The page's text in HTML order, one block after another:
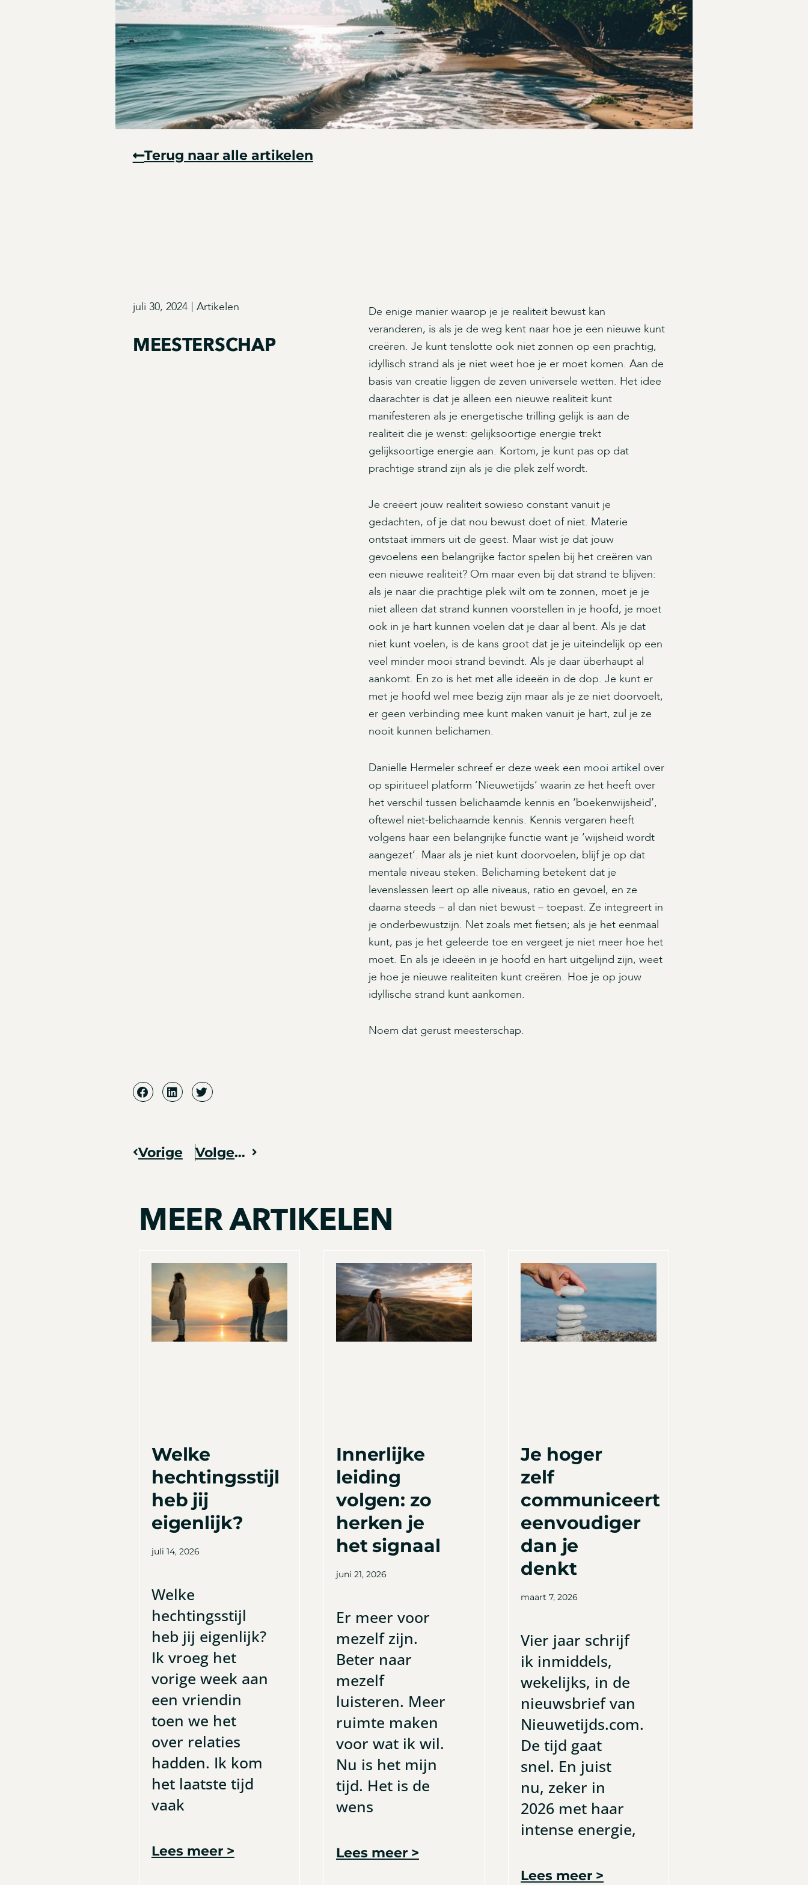
Terug naar alle artikelen
juli 30, 2024 Artikelen
MEESTERSCHAP
De enige manier waarop je je realiteit bewust kan
veranderen, is als je de weg kent naar hoe je een nieuwe kunt
creëren. Je kunt tenslotte ook niet zonnen op een prachtig,
idyllisch strand als je niet weet hoe je er moet komen. Aan de
basis van creatie liggen de zeven universele wetten. Het idee
daarachter is dat je alleen een nieuwe realiteit kunt
manifesteren als je energetische trilling gelijk is aan de
realiteit die je wenst: gelijksoortige energie trekt
gelijksoortige energie aan. Kortom, je kunt pas op dat
prachtige strand zijn als je die plek zelf wordt.
Je creëert jouw realiteit sowieso constant vanuit je
gedachten, of je dat nou bewust doet of niet. Materie
ontstaat immers uit de geest. Maar wist je dat jouw
gevoelens een belangrijke factor spelen bij het creëren van
een nieuwe realiteit? Om maar even bij dat strand te blijven:
als je naar die prachtige plek wilt om te zonnen, moet je je
niet alleen dat strand kunnen voorstellen in je hoofd, je moet
ook in je hart kunnen voelen dat je daar al bent. Als je dat
niet kunt voelen, is de kans groot dat je je uiteindelijk op een
veel minder mooi strand bevindt. Als je daar überhaupt al
aankomt. En zo is het met alle ideeën in de dop. Je kunt er
met je hoofd wel mee bezig zijn maar als je ze niet doorvoelt,
er geen verbinding mee kunt maken vanuit je hart, zul je ze
nooit kunnen belichamen.
Danielle Hermeler schreef er deze week een mooi artikel over
op spiritueel platform ‘Nieuwetijds’ waarin ze het heeft over
het verschil tussen belichaamde kennis en ‘boekenwijsheid’,
oftewel niet-belichaamde kennis. Kennis vergaren heeft
volgens haar een belangrijke functie want je ’wijsheid wordt
aangezet’. Maar als je niet kunt doorvoelen, blijf je op dat
mentale niveau steken. Belichaming betekent dat je
levenslessen leert op alle niveaus, ratio en gevoel, en ze
daarna steeds – al dan niet bewust – toepast. Ze integreert in
je onderbewustzijn. Net zoals met fietsen; als je het eenmaal
kunt, pas je het geleerde toe en vergeet je niet meer hoe het
moet. En als je ideeën in je hoofd en hart uitgelijnd zijn, weet
je hoe je nieuwe realiteiten kunt creëren. Hoe je op jouw
idyllische strand kunt aankomen.
Noem dat gerust meesterschap.
Vorige
Vorige Volgende Volgende
MEER ARTIKELEN
Welke
hechtingsstijl
heb jij
eigenlijk?
juli 14, 2026
Welke
hechtingsstijl
heb jij eigenlijk?
Ik vroeg het
vorige week aan
een vriendin
toen we het
over relaties
hadden. Ik kom
het laatste tijd
vaak
Lees meer >
Innerlijke
leiding
volgen: zo
herken je
het signaal
juni 21, 2026
Er meer voor
mezelf zijn.
Beter naar
mezelf
luisteren. Meer
ruimte maken
voor wat ik wil.
Nu is het mijn
tijd. Het is de
wens
Lees meer >
Je hoger
zelf
communiceert
eenvoudiger
dan je
denkt
maart 7, 2026
Vier jaar schrijf
ik inmiddels,
wekelijks, in de
nieuwsbrief van
Nieuwetijds.com.
De tijd gaat
snel. En juist
nu, zeker in
2026 met haar
intense energie,
Lees meer >